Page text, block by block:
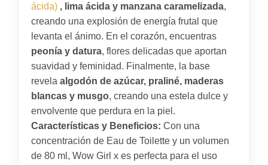
ácida) , lima ácida y manzana caramelizada,
creando una explosión de energía frutal que
levanta el ánimo. En el corazón, encuentras
peonía y datura, flores delicadas que aportan
suavidad y feminidad. Finalmente, la base
revela algodón de azúcar, praliné, maderas
blancas y musgo, creando una estela dulce y
envolvente que perdura en la piel.
Características y Beneficios: Con una
concentración de Eau de Toilette y un volumen
de 80 ml, Wow Girl x es perfecta para el uso